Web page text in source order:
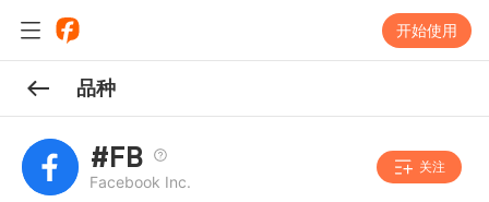
开始使用
品种
#FB
Facebook Inc.
关注